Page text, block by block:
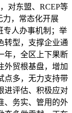
对东盟、RCEP等
力，常态化开展
专人办事机制；举
转型，支撑企业通
年，全区上下果断
外贸根基盘，增加
点多，无力支持带
进评估、积极应对
、务实、管用的外